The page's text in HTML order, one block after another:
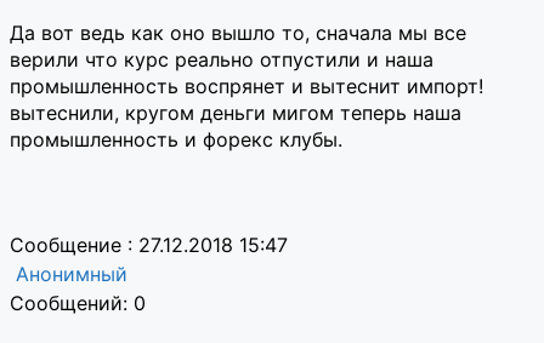
Да вот ведь как оно вышло то, сначала мы все
верили что курс реально отпустили и наша
промышленность воспрянет и вытеснит импорт!
вытеснили, кругом деньги мигом теперь наша
промышленность и форекс клубы.
Сообщение : 27.12.2018 15:47
Анонимный
Сообщений: 0